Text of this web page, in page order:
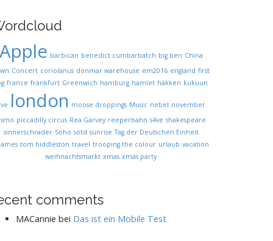
Apple barbican benedict cumbarbatch big ben China
Concert coriolanus donmar warehouse em2016 england first
france frankfurt Greenwich hamburg hamlet häkken kukuun
london moose droppings Music nebel november
piccadilly circus Rea Garvey reeperbahn s4ve shakespeare
sinnerschrader Soho sotd sunrise Tag der Deutschen Einheit
tom hiddleston travel trooping the colour urlaub vacation
weihnachtsmarkt xmas xmas party
comments
MACannie bei Das ist ein Mobile Test